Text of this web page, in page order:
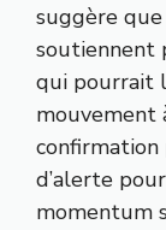
suggère
soutiennent
qui pourrait
mouvement
d’alerte
momentum